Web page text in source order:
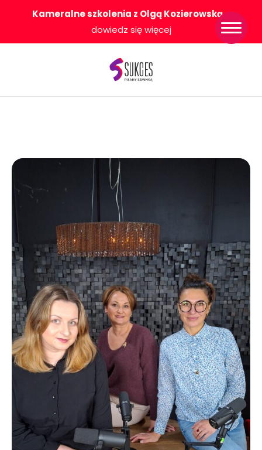
Kameralne szkolenia z Olgą Kozierowską-
dowiedz się więcej
Strona główna
Konkurs Sukces